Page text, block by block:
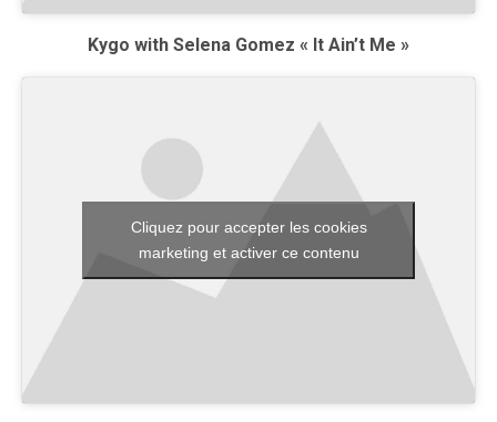
Kygo with Selena Gomez « It Ain’t Me »
Cliquez pour accepter les cookies
marketing et activer ce contenu